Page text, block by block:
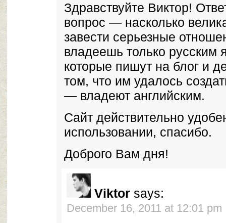
Здравствуйте Виктор!
вопрос — насколько
завести серьезные
владеешь только
которые пишут на блог и
том, что им удалось
— владеют английским.
Сайт действительно
использовании, спасибо.
Доброго Вам дня!
Viktor says:
December 16, 2011 at 12:01 pm